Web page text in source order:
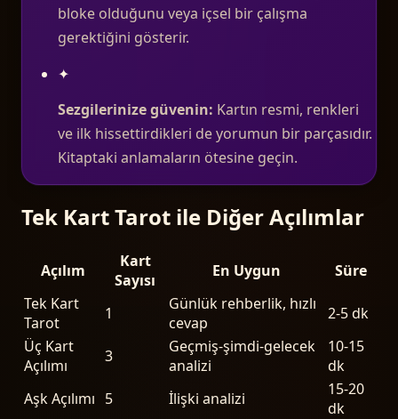
bloke olduğunu veya içsel bir çalışma
gerektiğini gösterir.
✦
Sezgilerinize güvenin: Kartın resmi, renkleri
ve ilk hissettirdikleri de yorumun bir parçasıdır.
Kitaptaki anlamaların ötesine geçin.
Tek Kart Tarot ile Diğer Açılımlar
Açılım
Kart
Sayısı
En Uygun
Süre
Tek Kart
Tarot
1
Günlük rehberlik, hızlı
cevap
2-5 dk
Üç Kart
Açılımı
3
Geçmiş-şimdi-gelecek
analizi
10-15
dk
Aşk Açılımı 5 İlişki analizi
15-20
dk